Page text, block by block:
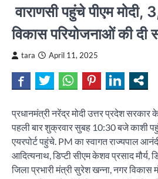
वाराणसी पहुंचे पीएम
विकास परियोजनाओं की दी
tara April 11, 2025
प्रधानमंत्री नरेंद्र मोदी उत्तर प्रदेश
पहली बार शुक्रवार सुबह 10:30 बजे काशी
एयरपोर्ट पहुंचे. PM का स्वागत राज्यपाल
आदित्यनाथ, डिप्टी सीएम केशव प्रसाद मौर्य,
जिला प्रभारी मंत्री सुरेश खन्ना, नगर विकास